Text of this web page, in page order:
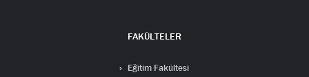
FAKÜLTELER
Eğitim Fakültesi